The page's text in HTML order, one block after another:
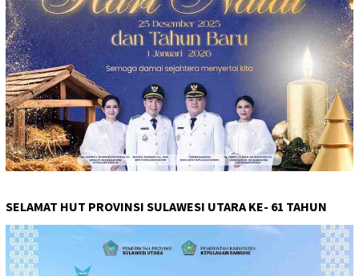
SELAMAT HUT PROVINSI SULAWESI UTARA KE- 61 TAHUN